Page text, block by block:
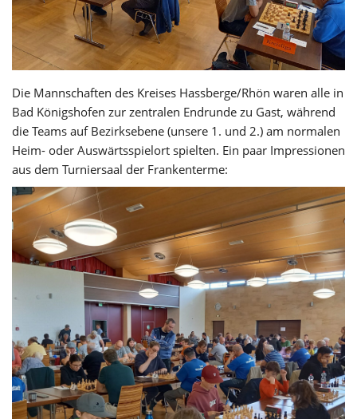
Die Mannschaften des Kreises Hassberge/Rhön waren alle in
Bad Königshofen zur zentralen Endrunde zu Gast, während
die Teams auf Bezirksebene (unsere 1. und 2.) am normalen
Heim- oder Auswärtsspielort spielten. Ein paar Impressionen
aus dem Turniersaal der Frankenterme: